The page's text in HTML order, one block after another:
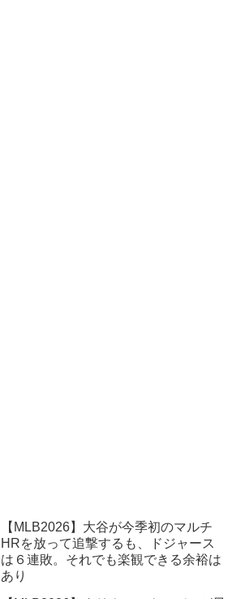
【MLB2026】大谷が今季初のマルチ
HRを放って追撃するも、ドジャース
は６連敗。それでも楽観できる余裕は
あり